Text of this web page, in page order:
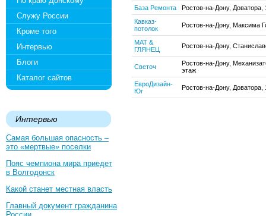
Служу России
Кроме того
Интервью
Блоги
Каталог сайтов
Интервью
Самая большая опасность –
это «мертвые» поселки
Пояс чемпиона мира приедет
в Волгодонск
Какой станет местная власть
Главный документ гражданина
База Ремонта
Ростов-на-Дону,
Кавказ-
потолок
Ростов-на-Дону, Максима
МАТ &
ГЛЯНЕЦ
Ростов-на-Дону,
Светоч
Ростов-на-Дону,
этаж
ЕвроДизайн-
Юг
Ростов-на-Дону, Доватора,